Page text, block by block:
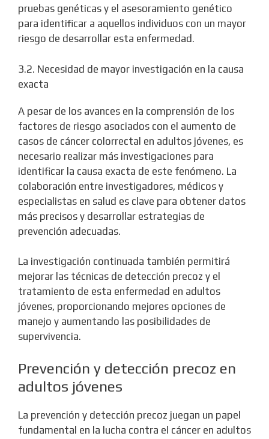
pruebas genéticas y el asesoramiento genético
para identificar a aquellos individuos con un mayor
riesgo de desarrollar esta enfermedad.
3.2. Necesidad de mayor investigación en la causa
exacta
A pesar de los avances en la comprensión de los
factores de riesgo asociados con el aumento de
casos de cáncer colorrectal en adultos jóvenes, es
necesario realizar más investigaciones para
identificar la causa exacta de este fenómeno. La
colaboración entre investigadores, médicos y
especialistas en salud es clave para obtener datos
más precisos y desarrollar estrategias de
prevención adecuadas.
La investigación continuada también permitirá
mejorar las técnicas de detección precoz y el
tratamiento de esta enfermedad en adultos
jóvenes, proporcionando mejores opciones de
manejo y aumentando las posibilidades de
supervivencia.
Prevención y detección precoz en
adultos jóvenes
La prevención y detección precoz juegan un papel
fundamental en la lucha contra el cáncer en adultos